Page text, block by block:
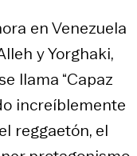
en Venezuela
y Yorghaki,
llama “Capaz
increíblemente
reggaetón, el